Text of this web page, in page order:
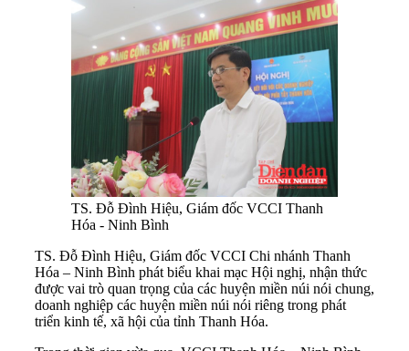
TS. Đỗ Đình Hiệu, Giám đốc VCCI Thanh
Hóa - Ninh Bình
TS. Đỗ Đình Hiệu, Giám đốc VCCI Chi nhánh Thanh
Hóa – Ninh Bình phát biểu khai mạc Hội nghị, nhận thức
được vai trò quan trọng của các huyện miền núi nói chung,
doanh nghiệp các huyện miền núi nói riêng trong phát
triển kinh tế, xã hội của tỉnh Thanh Hóa.